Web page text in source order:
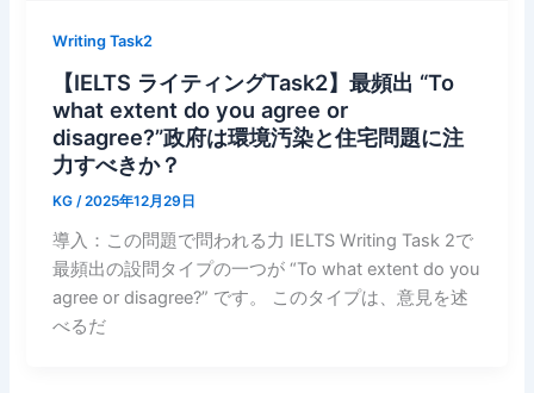
Writing Task2
【IELTS ライティングTask2】最頻出 “To
what extent do you agree or
disagree?”政府は環境汚染と住宅問題に注
力すべきか？
KG/2025年12月29日
導入：この問題で問われる力 IELTS Writing Task 2で
最頻出の設問タイプの一つが “To what extent do you
agree or disagree?” です。 このタイプは、意見を述
べるだ